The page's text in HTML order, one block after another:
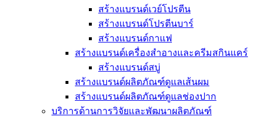
สร้างแบรนด์เวย์โปรตีน
สร้างแบรนด์โปรตีนบาร์
สร้างแบรนด์กาแฟ
สร้างแบรนด์เครื่องสำอางและครีมสกินแคร์
สร้างแบรนด์สบู่
สร้างแบรนด์ผลิตภัณฑ์ดูแลเส้นผม
สร้างแบรนด์ผลิตภัณฑ์ดูแลช่องปาก
บริการด้านการวิจัยและพัฒนาผลิตภัณฑ์